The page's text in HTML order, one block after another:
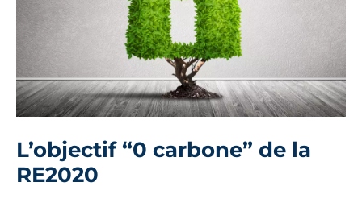
L’objectif “0 carbone” de la
RE2020